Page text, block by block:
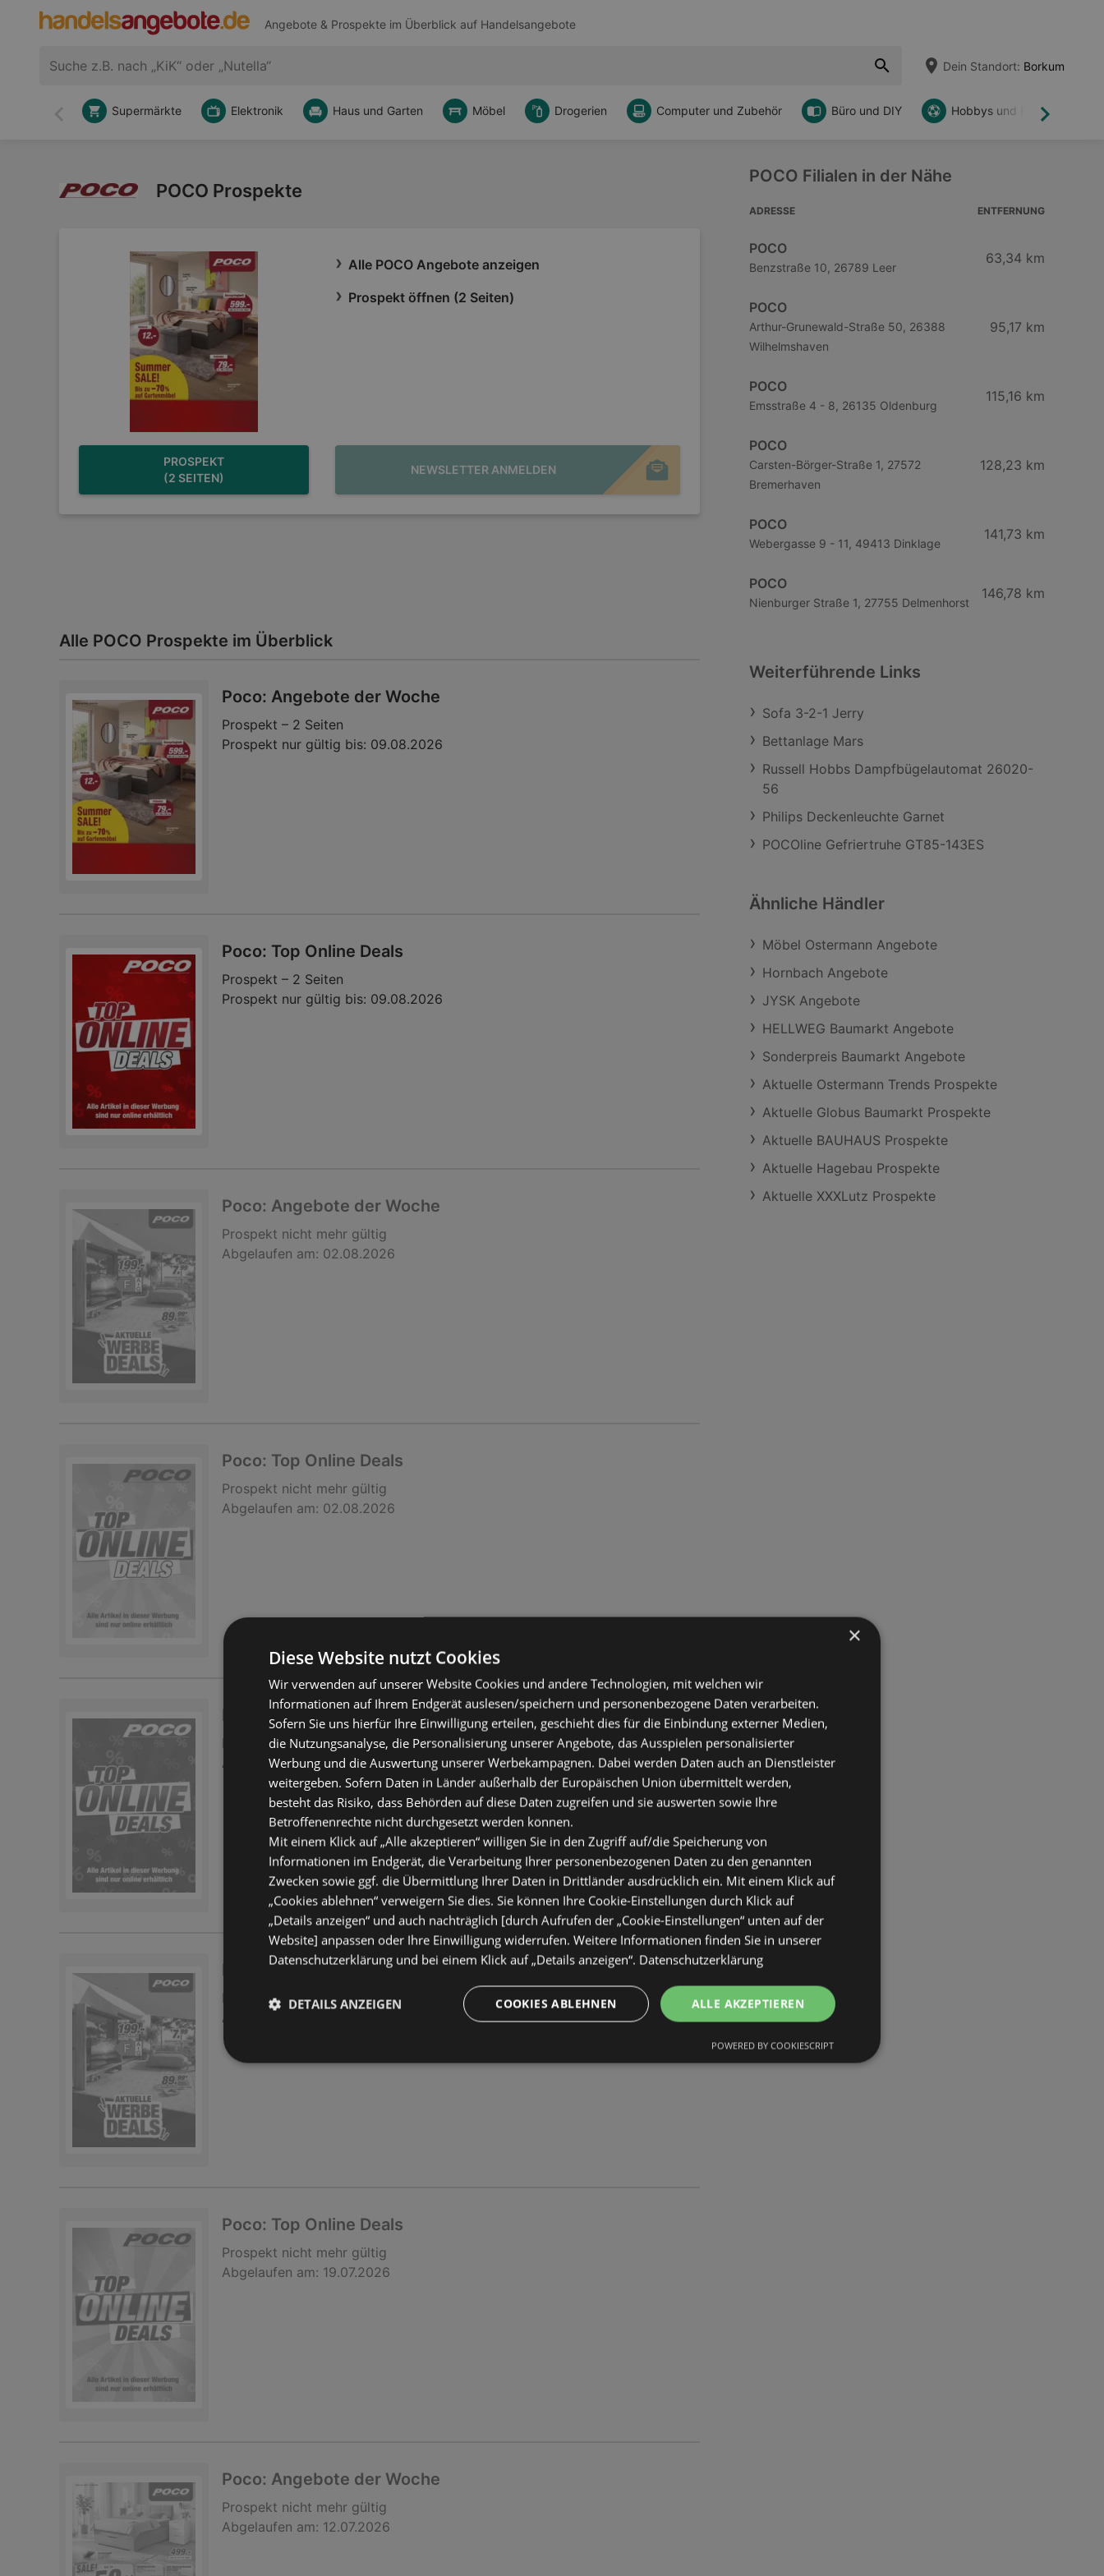
Angebote & Prospekte im Überblick auf Handelsangebote
Dein Standort: Borkum
Zurück Weiter
Supermärkte Elektronik Haus und Garten Möbel Drogerien Computer und Zubehör Büro und DIY Hobbys und Freizeit
POCO Prospekte
PROSPEKT
(2 SEITEN)
Alle POCO Angebote anzeigen
Prospekt öffnen (2 Seiten)
NEWSLETTER ANMELDEN
Alle POCO Prospekte im Überblick
Poco: Angebote der Woche
Prospekt – 2 Seiten
Prospekt nur gültig bis: 09.08.2026
Poco: Top Online Deals
Prospekt – 2 Seiten
Prospekt nur gültig bis: 09.08.2026
Poco: Angebote der Woche
Prospekt nicht mehr gültig
Abgelaufen am: 02.08.2026
Poco: Top Online Deals
Prospekt nicht mehr gültig
Abgelaufen am: 02.08.2026
Poco: Angebote der Woche
Prospekt nicht mehr gültig
Abgelaufen am: 26.07.2026
Poco: Angebote der Woche
Prospekt
nicht mehr gültig
Abgelaufen am:
Poco: Top Online Deals
Prospekt nicht mehr gültig
Abgelaufen am: 19.07.2026
Poco: Angebote der Woche
Prospekt nicht mehr gültig
Abgelaufen am: 12.07.2026
POCO Filialen in der Nähe
ADRESSE ENTFERNUNG
POCO
Benzstraße 10, 26789 Leer
63,34 km
POCO
Arthur-Grunewald-Straße 50, 26388
Wilhelmshaven
95,17 km
POCO
Emsstraße 4 - 8, 26135 Oldenburg
115,16 km
POCO
Carsten-Börger-Straße 1, 27572
Bremerhaven
128,23 km
POCO
Webergasse 9 - 11, 49413 Dinklage
141,73 km
POCO
Nienburger Straße 1, 27755 Delmenhorst
146,78 km
Weiterführende Links
Sofa 3-2-1 Jerry
Bettanlage Mars
Russell Hobbs Dampfbügelautomat 26020-
56
Philips Deckenleuchte Garnet
POCOline Gefriertruhe GT85-143ES
Ähnliche Händler
Möbel Ostermann Angebote
Hornbach Angebote
JYSK Angebote
HELLWEG Baumarkt Angebote
Sonderpreis Baumarkt Angebote
Aktuelle Ostermann Trends Prospekte
Aktuelle Globus Baumarkt Prospekte
Aktuelle BAUHAUS Prospekte
Aktuelle Hagebau Prospekte
Aktuelle XXXLutz Prospekte
×
Diese Website nutzt Cookies
Wir verwenden auf unserer Website Cookies und andere Technologien, mit welchen wir
Informationen auf Ihrem Endgerät auslesen/speichern und personenbezogene Daten verarbeiten.
Sofern Sie uns hierfür Ihre Einwilligung erteilen, geschieht dies für die Einbindung externer Medien,
die Nutzungsanalyse, die Personalisierung unserer Angebote, das Ausspielen personalisierter
Werbung und die Auswertung unserer Werbekampagnen. Dabei werden Daten auch an Dienstleister
weitergeben. Sofern Daten in Länder außerhalb der Europäischen Union übermittelt werden,
besteht das Risiko, dass Behörden auf diese Daten zugreifen und sie auswerten sowie Ihre
Betroffenenrechte nicht durchgesetzt werden können.
Mit einem Klick auf „Alle akzeptieren“ willigen Sie in den Zugriff auf/die Speicherung von
Informationen im Endgerät, die Verarbeitung Ihrer personenbezogenen Daten zu den genannten
Zwecken sowie ggf. die Übermittlung Ihrer Daten in Drittländer ausdrücklich ein. Mit einem Klick auf
„Cookies ablehnen“ verweigern Sie dies. Sie können Ihre Cookie-Einstellungen durch Klick auf
„Details anzeigen“ und auch nachträglich [durch Aufrufen der „Cookie-Einstellungen“ unten auf der
Website] anpassen oder Ihre Einwilligung widerrufen. Weitere Informationen finden Sie in unserer
Datenschutzerklärung und bei einem Klick auf „Details anzeigen“. Datenschutzerklärung
ALLE AKZEPTIEREN
COOKIES ABLEHNEN
DETAILS ANZEIGEN
POWERED BY COOKIESCRIPT